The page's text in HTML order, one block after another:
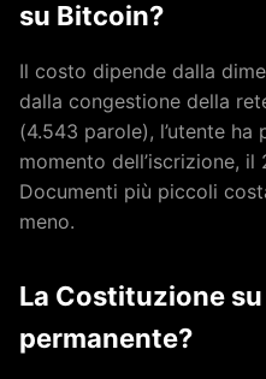
su Bitcoin?
Il costo dipende dalla
dalla congestione della
(4.543 parole), l’utente ha
momento dell’iscrizione,
Documenti più piccoli
meno.
La Costituzione
permanente?